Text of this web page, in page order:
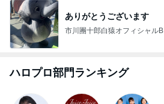
ありがとうございます
市川團十郎白猿オフィシャルB
ハロプロ部門ランキング